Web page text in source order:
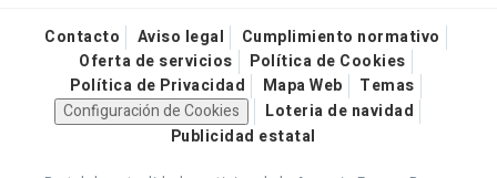
Contacto Aviso legal
Cumplimiento normativo
Oferta de servicios
Política de Cookies
Política de Privacidad
Mapa Web
Temas
Configuración de Cookies
Loteria de navidad
Publicidad estatal